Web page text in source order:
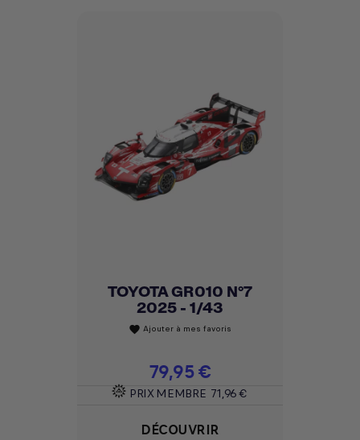
TOYOTA GR010 N°7
2025 - 1/43
favorite Ajouter à mes favoris
Prix
79,95 €
PRIX MEMBRE 71,96 €
DÉCOUVRIR